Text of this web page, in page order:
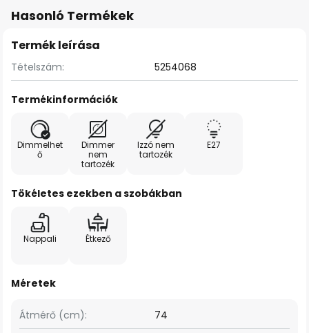
Hasonló Termékek
Termék leírása
Tételszám: 5254068
Termékinformációk
Dimmelhet
ő
Dimmer
nem
tartozék
Izzó nem
tartozék
E27
Tökéletes ezekben a szobákban
Nappali Étkező
Méretek
Átmérő (cm): 74